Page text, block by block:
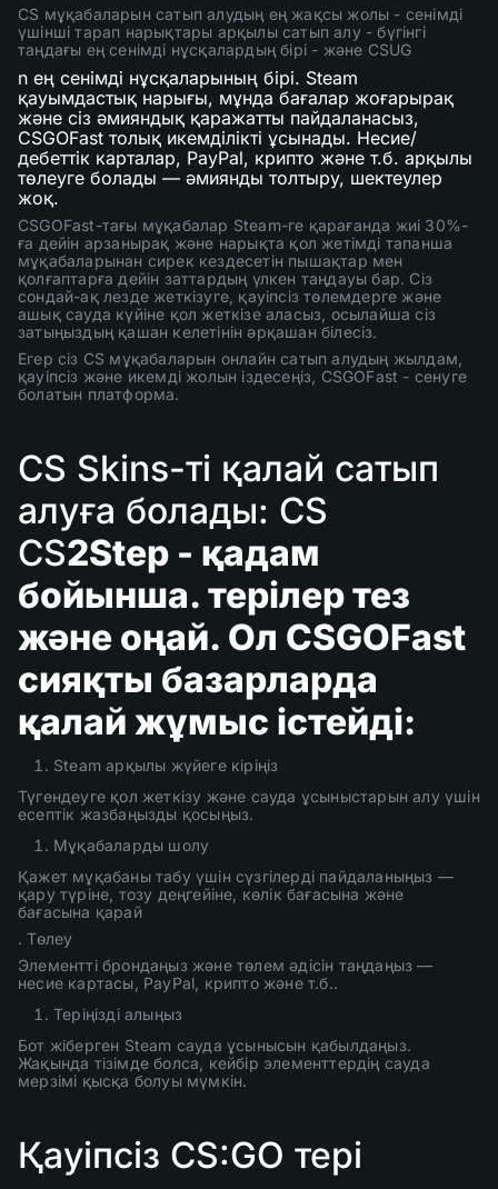
CS мұқабаларын сатып алудың ең жақсы жолы - сенімді
үшінші тарап нарықтары арқылы сатып алу - бүгінгі
таңдағы ең сенімді нұсқалардың бірі - және CSUG
n ең сенімді нұсқаларының бірі. Steam
қауымдастық нарығы, мұнда бағалар жоғарырақ
және сіз әмияндық қаражатты пайдаланасыз,
CSGOFast толық икемділікті ұсынады. Несие/
дебеттік карталар, PayPal, крипто және т.б. арқылы
төлеуге болады — әмиянды толтыру, шектеулер
жоқ.
CSGOFast-тағы мұқабалар Steam-ге қарағанда жиі 30%-
ға дейін арзанырақ және нарықта қол жетімді тапанша
мұқабаларынан сирек кездесетін пышақтар мен
қолғаптарға дейін заттардың үлкен таңдауы бар. Сіз
сондай-ақ лезде жеткізуге, қауіпсіз төлемдерге және
ашық сауда күйіне қол жеткізе аласыз, осылайша сіз
затыңыздың қашан келетінін әрқашан білесіз.
Егер сіз CS мұқабаларын онлайн сатып алудың жылдам,
қауіпсіз және икемді жолын іздесеңіз, CSGOFast - сенуге
болатын платформа.
CS Skins-ті қалай сатып
алуға болады: CS
CS2Step - қадам
бойынша. терілер тез
және оңай. Ол CSGOFast
сияқты базарларда
қалай жұмыс істейді:
Steam арқылы жүйеге кіріңіз
Түгендеуге қол жеткізу және сауда ұсыныстарын алу үшін
есептік жазбаңызды қосыңыз.
Мұқабаларды шолу
Қажет мұқабаны табу үшін сүзгілерді пайдаланыңыз —
қару түріне, тозу деңгейіне, көлік бағасына және
бағасына қарай
. Төлеу
Элементті брондаңыз және төлем әдісін таңдаңыз —
несие картасы, PayPal, крипто және т.б..
Теріңізді алыңыз
Бот жіберген Steam сауда ұсынысын қабылдаңыз.
Жақында тізімде болса, кейбір элементтердің сауда
мерзімі қысқа болуы мүмкін.
Қауіпсіз CS:GO тері